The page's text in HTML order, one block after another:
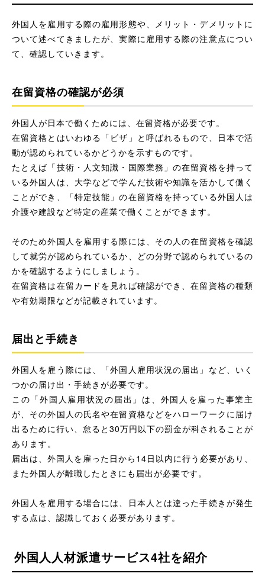
外国人を雇用する際の雇用形態や、メリット・デメリットに
ついて述べてきましたが、実際に雇用する際の注意点につい
て、確認していきます。
在留資格の確認が必須
外国人が日本で働くためには、在留資格が必要です。
在留資格とはいわゆる「ビザ」と呼ばれるもので、日本で活
動が認められているかどうかを示すものです。
たとえば「技術・人文知識・国際業務」の在留資格を持って
いる外国人は、大学などで学んだ技術や知識を活かして働く
ことができ、「特定技能」の在留資格を持っている外国人は
介護や建設など特定の産業で働くことができます。
そのため外国人を雇用する際には、その人の在留資格を確認
して就労が認められているか、どの分野で認められているの
かを確認するようにしましょう。
在留資格は在留カードを見れば確認ができ、在留資格の種類
や有効期限などが記載されています。
届出と手続き
外国人を雇う際には、「外国人雇用状況の届出」など、いく
つかの届け出・手続きが必要です。
この「外国人雇用状況の届出」は、外国人を雇った事業主
が、その外国人の氏名や在留資格などをハローワークに届け
出るために行い、怠ると30万円以下の罰金が科されることが
あります。
届出は、外国人を雇った日から14日以内に行う必要があり、
また外国人が離職したときにも届出が必要です。
外国人を雇用する場合には、日本人とは違った手続きが発生
する点は、認識しておく必要があります。
外国人人材派遣サービス4社を紹介